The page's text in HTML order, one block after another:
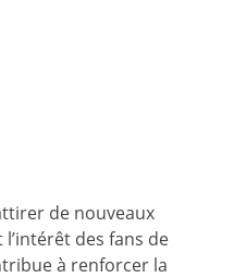
de nouveaux
des fans de
à renforcer la